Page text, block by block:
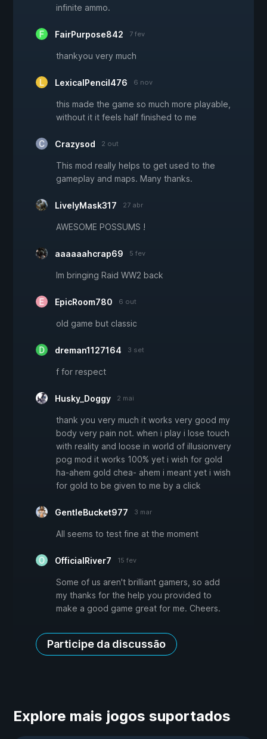
infinite ammo.
FairPurpose842 7 fev
thankyou very much
LexicalPencil476 6 nov
this made the game so much more playable,
without it it feels half finished to me
Crazysod 2 out
This mod really helps to get used to the
gameplay and maps. Many thanks.
LivelyMask317 27 abr
AWESOME POSSUMS !
aaaaaahcrap69 5 fev
Im bringing Raid WW2 back
EpicRoom780 6 out
old game but classic
dreman1127164 3 set
f for respect
Husky_Doggy 2 mai
thank you very much it works very good my
body very pain not. when i play i lose touch
with reality and loose in world of illusionvery
pog mod it works 100% yet i wish for gold
ha-ahem gold chea- ahem i meant yet i wish
for gold to be given to me by a click
GentleBucket977 3 mar
All seems to test fine at the moment
OfficialRiver7 15 fev
Some of us aren't brilliant gamers, so add
my thanks for the help you provided to
make a good game great for me. Cheers.
Participe da discussão
Explore mais jogos suportados